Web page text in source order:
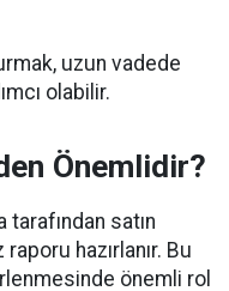
uzun vadede
olabilir.
Önemlidir?
tarafından satın
hazırlanır. Bu
önemli rol